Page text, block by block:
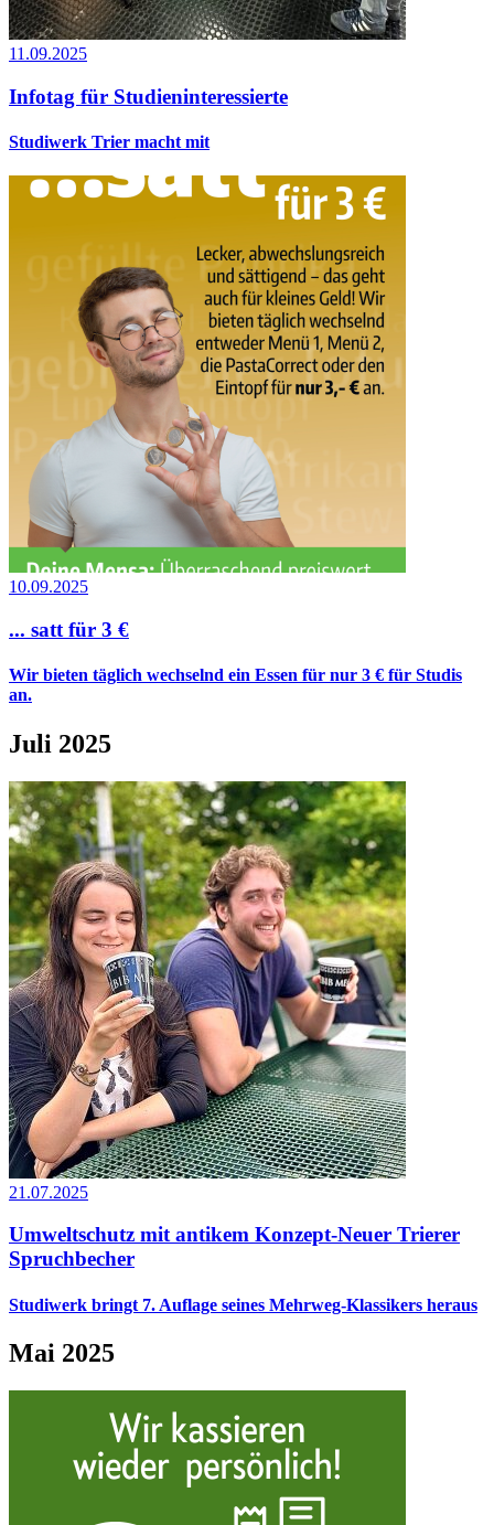
11.09.2025
Infotag für Studieninteressierte
Studiwerk Trier macht mit
10.09.2025
... satt für 3 €
Wir bieten täglich wechselnd ein Essen für nur 3 € für Studis
an.
Juli 2025
21.07.2025
Umweltschutz mit antikem Konzept-Neuer Trierer
Spruchbecher
Studiwerk bringt 7. Auflage seines Mehrweg-Klassikers heraus
Mai 2025